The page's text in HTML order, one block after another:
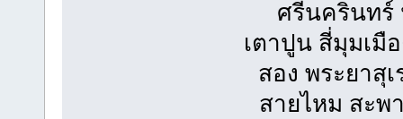
ศรีนครินทร์
เตาปูน สี่มุมเมื
สอง พระยา
สายไหม สะพ